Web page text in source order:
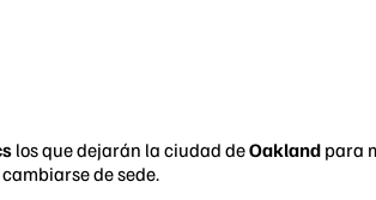
los que dejarán la ciudad deOakland para
de sede.